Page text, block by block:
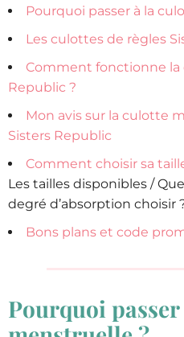
Pourquoi passer à la
Les culottes de règles
Comment fonctionne la
Republic ?
Mon avis sur la culotte
Sisters Republic
Comment choisir sa
Les tailles disponibles /
degré d’absorption choisir
Bons plans et code
Pourquoi